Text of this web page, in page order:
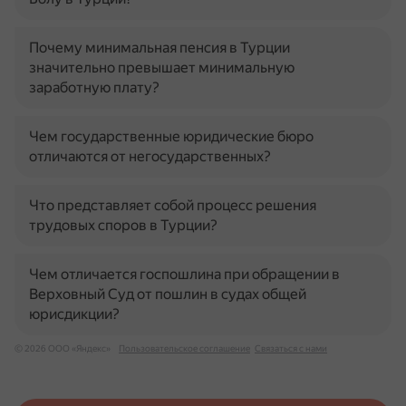
Почему минимальная пенсия в Турции
значительно превышает минимальную
заработную плату?
Чем государственные юридические бюро
отличаются от негосударственных?
Что представляет собой процесс решения
трудовых споров в Турции?
Чем отличается госпошлина при обращении в
Верховный Суд от пошлин в судах общей
юрисдикции?
© 2026 ООО «Яндекс» Пользовательское соглашение Связаться с нами